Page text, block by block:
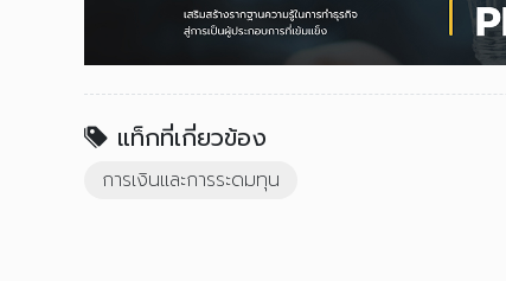
แท็กที่เกี่ยวข้อง
การเงินและการระดมทุน